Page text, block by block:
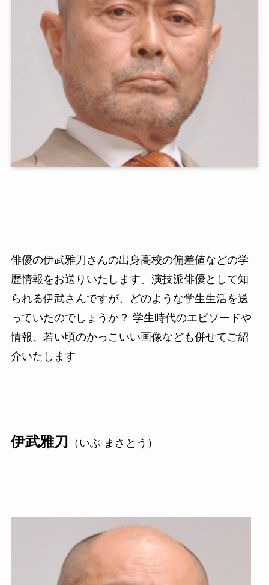
俳優の伊武雅刀さんの出身高校の偏差値などの学
歴情報をお送りいたします。演技派俳優として知
られる伊武さんですが、どのような学生生活を送
っていたのでしょうか？ 学生時代のエピソードや
情報、若い頃のかっこいい画像なども併せてご紹
介いたします
伊武雅刀 （いぶ まさとう）